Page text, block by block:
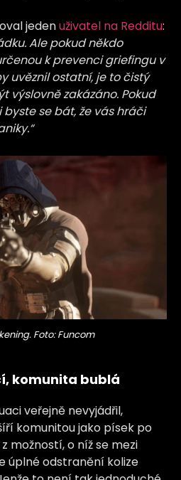
jedenuživatel na Redditu:
Ale pokud někdo
k prevenci griefingu v
uvěznil ostatní, je to čistý
výslovně zakázáno. Pokud
byste se bát, že vás hráči
Foto: Funcom
komunita bublá
veřejně nevyjádřil,
komunitou jako písek po
možností, o níž se mezi
úplné odstranění kolize